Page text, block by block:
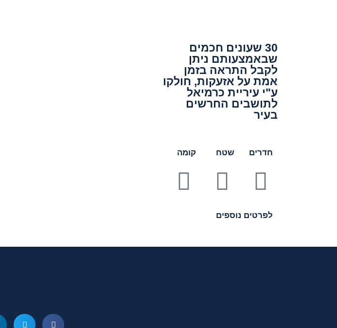
30 שעונים חכמים
שבאמצעותם ניתן
לקבל התראה בזמן
אמת על אזעקות, חולקו
ע"י עיריית כרמיאל
לתושבים החרשים
בעיר
חדרים שטח קומה
לפרטים נוספים